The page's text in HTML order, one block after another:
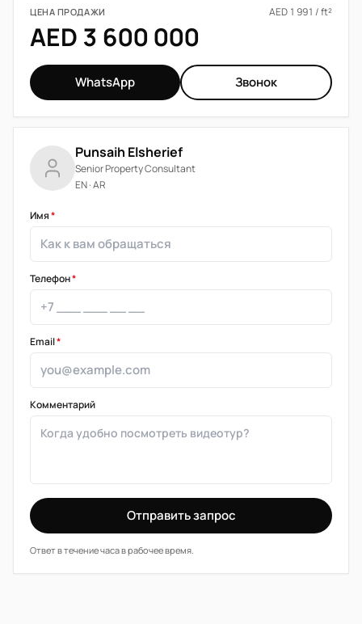
ЦЕНА ПРОДАЖИ AED 1 991 / ft²
AED 3 600 000
WhatsApp Звонок
Punsaih Elsherief
Senior Property Consultant
EN · AR
Имя*
Телефон*
Email*
Комментарий
Отправить запрос
Ответ в течение часа в рабочее время.